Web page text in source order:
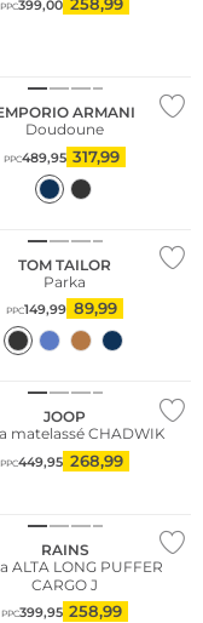
PPC399,00
ARMANI
Doudoune
PPC489,95 317,99
TOM TAILOR
Parka
PPC149,99 89,99
JOOP
matelassé CHADWIK
PPC449,95 268,99
RAINS
ALTA LONG PUFFER
CARGO J
PPC399,95 258,99